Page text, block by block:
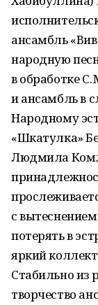
ансамбль
народную
в обработке
и ансамбль в
Народному
«Шкатулка»
Людмила
с
потерять в
яркий
Стабильно из
творчество